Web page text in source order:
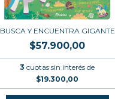
BUSCA Y ENCUENTRA GIGANTE
$57.900,00
3 cuotas sin interés de
$19.300,00